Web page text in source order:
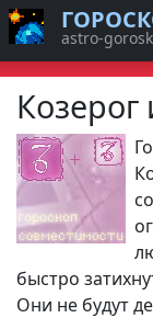
Козерог
быстро
Они не будут
astro-